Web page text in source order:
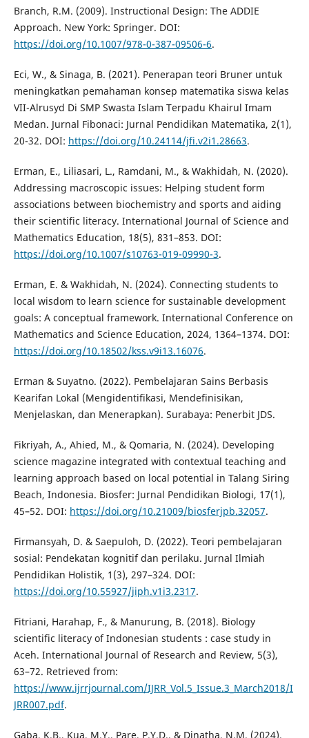
Branch, R.M. (2009). Instructional Design: The ADDIE
Approach. New York: Springer. DOI:
https://doi.org/10.1007/978-0-387-09506-6.
Eci, W., & Sinaga, B. (2021). Penerapan teori Bruner untuk
meningkatkan pemahaman konsep matematika siswa kelas
VII-Alrusyd Di SMP Swasta Islam Terpadu Khairul Imam
Medan. Jurnal Fibonaci: Jurnal Pendidikan Matematika, 2(1),
20-32. DOI: https://doi.org/10.24114/jfi.v2i1.28663.
Erman, E., Liliasari, L., Ramdani, M., & Wakhidah, N. (2020).
Addressing macroscopic issues: Helping student form
associations between biochemistry and sports and aiding
their scientific literacy. International Journal of Science and
Mathematics Education, 18(5), 831–853. DOI:
https://doi.org/10.1007/s10763-019-09990-3.
Erman, E. & Wakhidah, N. (2024). Connecting students to
local wisdom to learn science for sustainable development
goals: A conceptual framework. International Conference on
Mathematics and Science Education, 2024, 1364–1374. DOI:
https://doi.org/10.18502/kss.v9i13.16076.
Erman & Suyatno. (2022). Pembelajaran Sains Berbasis
Kearifan Lokal (Mengidentifikasi, Mendefinisikan,
Menjelaskan, dan Menerapkan). Surabaya: Penerbit JDS.
Fikriyah, A., Ahied, M., & Qomaria, N. (2024). Developing
science magazine integrated with contextual teaching and
learning approach based on local potential in Talang Siring
Beach, Indonesia. Biosfer: Jurnal Pendidikan Biologi, 17(1),
45–52. DOI: https://doi.org/10.21009/biosferjpb.32057.
Firmansyah, D. & Saepuloh, D. (2022). Teori pembelajaran
sosial: Pendekatan kognitif dan perilaku. Jurnal Ilmiah
Pendidikan Holistik, 1(3), 297–324. DOI:
https://doi.org/10.55927/jiph.v1i3.2317.
Fitriani, Harahap, F., & Manurung, B. (2018). Biology
scientific literacy of Indonesian students : case study in
Aceh. International Journal of Research and Review, 5(3),
63–72. Retrieved from:
https://www.ijrrjournal.com/IJRR_Vol.5_Issue.3_March2018/I
JRR007.pdf.
Gaba, K.B., Kua, M.Y., Pare, P.Y.D., & Dinatha, N.M. (2024).